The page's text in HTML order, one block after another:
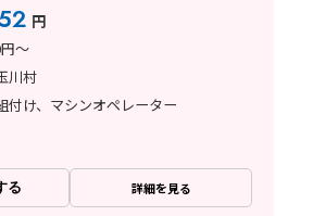
円
～
川村
付け、マシンオペレーター
る 詳細を見る